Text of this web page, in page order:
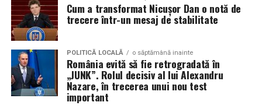
mare oportunitate de dezvoltare pentru tinerii din Sud-
Muntenia. O calificare care combină practica meseriei cu
tehnologia modernă garantează o poziție competitivă
pe piața muncii și deschide uși către angajatori de top
din întreaga regiune.
Pregătește-te pentru joburile
Cum ajungi la Summer Well
Autobuz
Cursele speciale pleaca din Bucuresti, din apropierea
statiei de metrou Straulesti, la intervale de aproximativ
15–30 de minute.
Cum a transformat Nicușor Dan o notă de
trecere într-un mesaj de stabilitate
POLITICĂ LOCALĂ o săptămână inainte
România evită să fie retrogradată în
„JUNK”. Rolul decisiv al lui Alexandru
Nazare, în trecerea unui nou test
important